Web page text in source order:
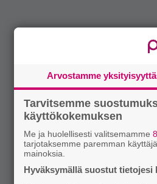
Arvostamme
Tarvitsemme
käyttökokemuksen
Me ja huolellisesti valitsemamme
tarjotaksemme paremman
mainoksia.
Hyväksymällä suostut tietojesi